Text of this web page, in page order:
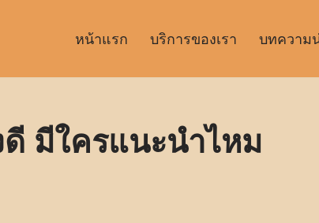
หน้าแรก บริการของเรา บทความ
มีใครแนะนำไหม